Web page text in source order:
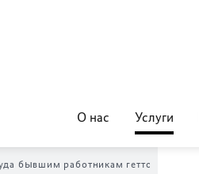
О нас Услуги
бывшим работникам гетто